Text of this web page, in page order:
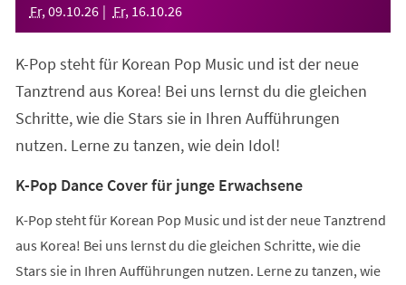
Fr, 09.10.26 Fr, 16.10.26
K-Pop steht für Korean Pop Music und ist der neue
Tanztrend aus Korea! Bei uns lernst du die gleichen
Schritte, wie die Stars sie in Ihren Aufführungen
nutzen. Lerne zu tanzen, wie dein Idol!
K-Pop Dance Cover für junge Erwachsene
K-Pop steht für Korean Pop Music und ist der neue Tanztrend
aus Korea! Bei uns lernst du die gleichen Schritte, wie die
Stars sie in Ihren Aufführungen nutzen. Lerne zu tanzen, wie